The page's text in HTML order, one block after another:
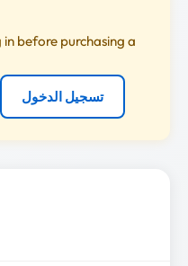
before purchasing a
تسجيل الدخول